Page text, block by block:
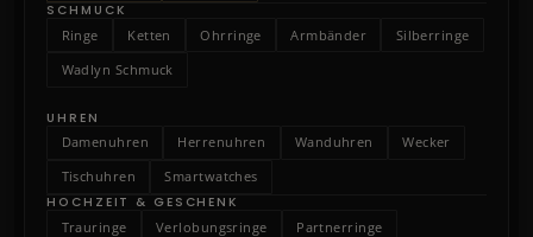
SCHMUCK
Ringe
Ketten Ohrringe Armbänder
Silberringe
Wadlyn Schmuck
UHREN
Damenuhren
Herrenuhren Wanduhren
Wecker
Tischuhren
Smartwatches
HOCHZEIT & GESCHENK
Trauringe
Verlobungsringe
Partnerringe